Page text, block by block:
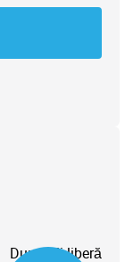
Dum.: Zi liberă